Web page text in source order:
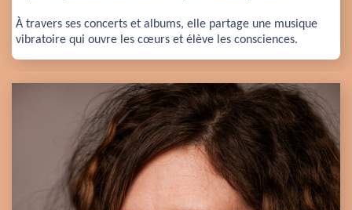
À travers ses concerts et albums, elle partage une musique
vibratoire qui ouvre les cœurs et élève les consciences.